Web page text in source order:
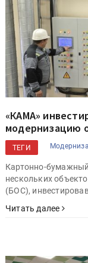
«КАМА»
модернизацию
ТЕГИ
Картонно-
нескольких
(БОС),
Читать далее